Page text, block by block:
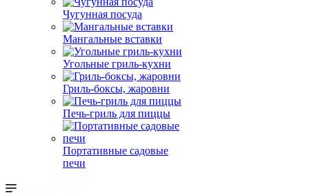
Чугунная посуда
Мангальные вставки
Угольные гриль-кухни
Гриль-боксы, жаровни
Печь-гриль для пиццы
Портативные садовые
печи